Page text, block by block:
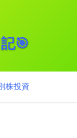
🎯
株投資